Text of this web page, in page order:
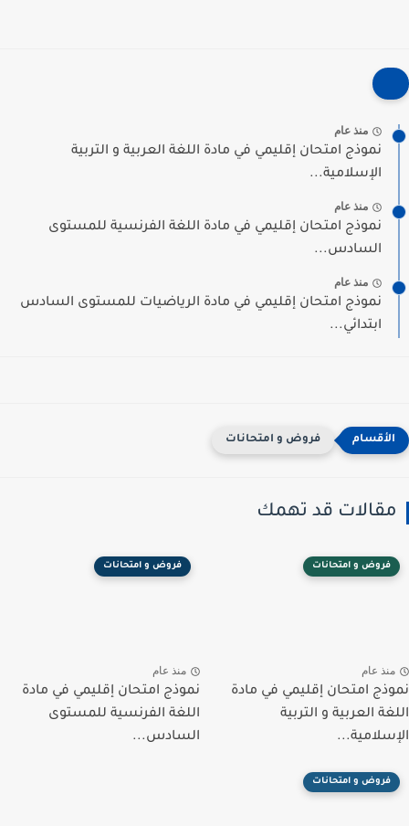
منذ عام
نموذج امتحان إقليمي في مادة اللغة العربية و التربية
الإسلامية...
منذ عام
نموذج امتحان إقليمي في مادة اللغة الفرنسية للمستوى
السادس...
منذ عام
نموذج امتحان إقليمي في مادة الرياضيات للمستوى السادس
ابتدائي...
فروض و امتحانات
مقالات قد تهمك
فروض و امتحانات
منذ عام
نموذج امتحان إقليمي في مادة
اللغة العربية و التربية
الإسلامية...
فروض و امتحانات
منذ عام
نموذج امتحان إقليمي في مادة
اللغة الفرنسية للمستوى
السادس...
فروض و امتحانات